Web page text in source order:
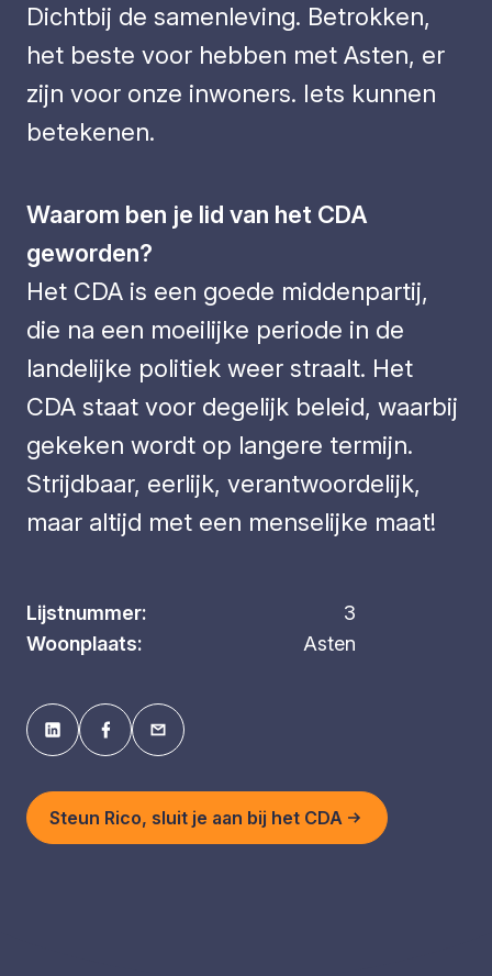
Dichtbij de samenleving. Betrokken,
het beste voor hebben met Asten, er
zijn voor onze inwoners. Iets kunnen
betekenen.
Waarom ben je lid van het CDA
geworden?
Het CDA is een goede middenpartij,
die na een moeilijke periode in de
landelijke politiek weer straalt. Het
CDA staat voor degelijk beleid, waarbij
gekeken wordt op langere termijn.
Strijdbaar, eerlijk, verantwoordelijk,
maar altijd met een menselijke maat!
Lijstnummer:
3
Woonplaats:
Asten
Steun Rico, sluit je aan bij het CDA